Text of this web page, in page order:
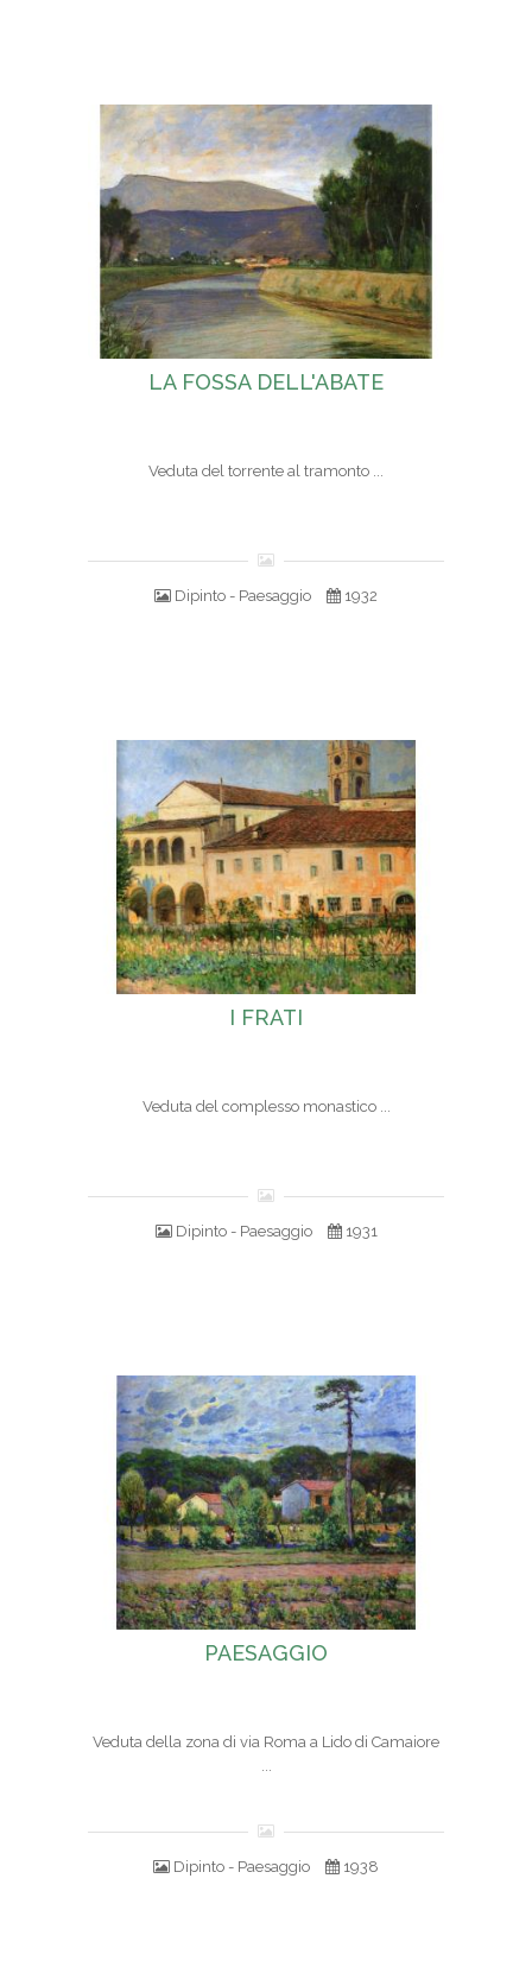
LA FOSSA DELL'ABATE
Veduta del torrente al tramonto ...
Dipinto - Paesaggio 1932
I FRATI
Veduta del complesso monastico ...
Dipinto - Paesaggio 1931
PAESAGGIO
Veduta della zona di via Roma a Lido di Camaiore
...
Dipinto - Paesaggio 1938